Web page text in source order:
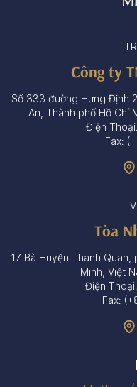
Công ty
Số 333 đường Hưng Định
An, Thành phố Hồ Chí
Điện
Fax:
Tòa
17 Bà Huyện Thanh
Minh, Việt
Điện
Fax: